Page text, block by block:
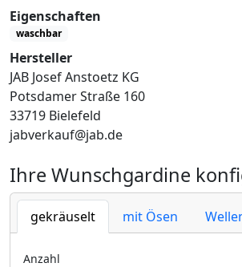
Eigenschaften
waschbar
Hersteller
JAB Josef Anstoetz KG
Potsdamer Straße 160
33719 Bielefeld
jabverkauf@jab.de
Ihre Wunschgardine
gekräuselt mit Ösen
Anzahl